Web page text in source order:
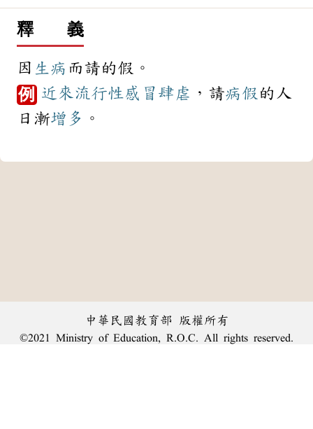
釋 義
因 生病 而請的假。
例 近來流行性感冒 肆虐 ，請病假 的人
日漸增多 。
中華民國教育部 版權所有
©2021 Ministry of Education, R.O.C. All rights reserved.